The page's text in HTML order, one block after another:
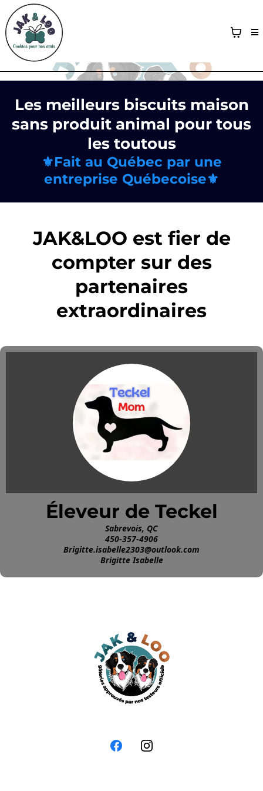
Les meilleurs biscuits maison
sans produit animal pour tous
les toutous
⚜️Fait au Québec par une
entreprise Québecoise⚜️
JAK&LOO est fier de
compter sur des
partenaires
extraordinaires
Éleveur de Teckel
Sabrevois, QC
450-357-4906
Brigitte.isabelle2303@outlook.com
Brigitte Isabelle